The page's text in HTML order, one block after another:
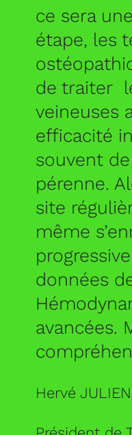
ce sera
étape, les
de traiter
veineuses
efficacité
souvent
pérenne.
site
même
données
avancées.
Hervé JULIEN